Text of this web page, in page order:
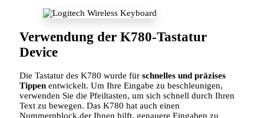
Verwendung der K780-Tastatur
Device
Die Tastatur des K780 wurde für schnelles und präzises
Tippen entwickelt. Um Ihre Eingabe zu beschleunigen,
verwenden Sie die Pfeiltasten, um sich schnell durch Ihren
Text zu bewegen. Das K780 hat auch einen
Nummernblock,der Ihnen hilft, genauere Eingaben zu